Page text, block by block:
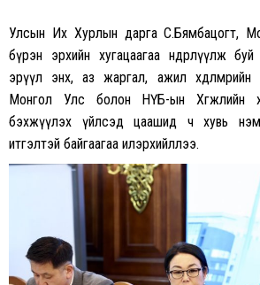
Улсын Их Хурлын дарга С.Бямбацогт,
бүрэн эрхийн хугацаагаа өндөрлүүлж
эрүүл энх, аз жаргал, ажил хөдөлмөрийн
Монгол Улс болон НҮБ-ын Хөгжлийн
бэхжүүлэх үйлсэд цаашид ч хувь
итгэлтэй байгаагаа илэрхийллээ.